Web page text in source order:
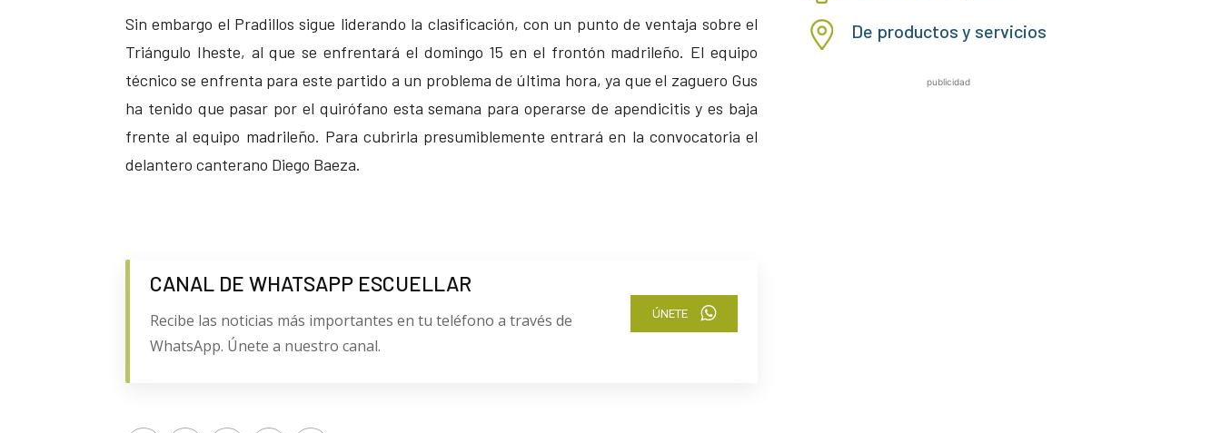
Sin embargo el Pradillos sigue liderando la clasificación, con un punto de ventaja sobre el
Triángulo Iheste, al que se enfrentará el domingo 15 en el frontón madrileño. El equipo
técnico se enfrenta para este partido a un problema de última hora, ya que el zaguero Gus
ha tenido que pasar por el quirófano esta semana para operarse de apendicitis y es baja
frente al equipo madrileño. Para cubrirla presumiblemente entrará en la convocatoria el
delantero canterano Diego Baeza.
CANAL DE WHATSAPP ESCUELLAR
Recibe las noticias más importantes en tu teléfono a través de
WhatsApp. Únete a nuestro canal.
ÚNETE
De productos y servicios
publicidad